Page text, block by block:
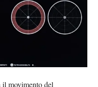
il movimento del